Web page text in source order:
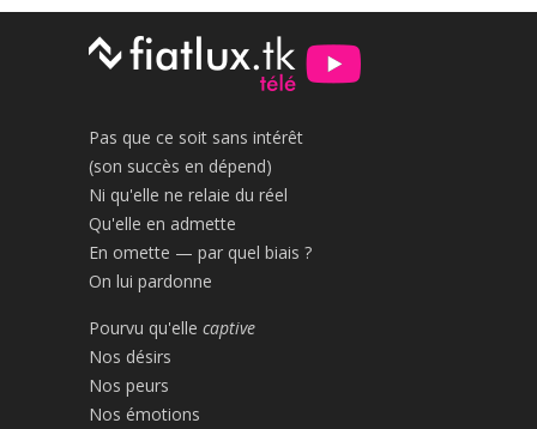
Pas que ce soit sans intérêt
(son succès en dépend)
Ni qu'elle ne relaie du réel
Qu'elle en admette
En omette — par quel biais ?
On lui pardonne
Pourvu qu'elle captive
Nos désirs
Nos peurs
Nos émotions